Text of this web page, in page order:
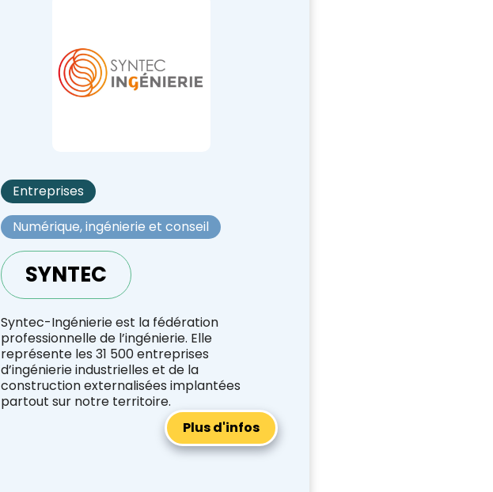
Entreprises
Numérique, ingénierie et conseil
SYNTEC
Syntec-Ingénierie est la fédération
professionnelle de l’ingénierie. Elle
représente les 31 500 entreprises
d’ingénierie industrielles et de la
construction externalisées implantées
partout sur notre territoire.
Plus d'infos